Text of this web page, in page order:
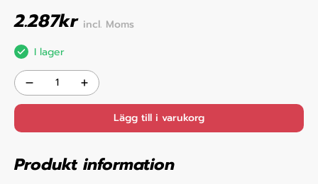
2.287kr incl. Moms
I lager
Lägg till i varukorg
Produkt information